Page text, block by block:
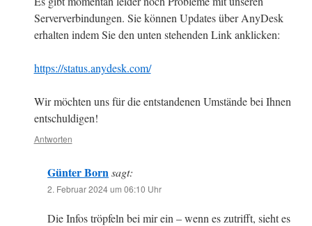
Serververbindungen. Sie können Updates über AnyDesk
erhalten indem Sie den unten stehenden Link anklicken:
https://status.anydesk.com/
Wir möchten uns für die entstandenen Umstände bei Ihnen
entschuldigen!
Antworten
Günter Bornsagt:
2. Februar 2024 um 06:10 Uhr
Die Infos tröpfeln bei mir ein – wenn es zutrifft, sieht es